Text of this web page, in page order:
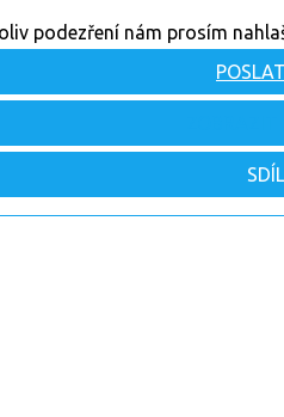
podezření nám prosím